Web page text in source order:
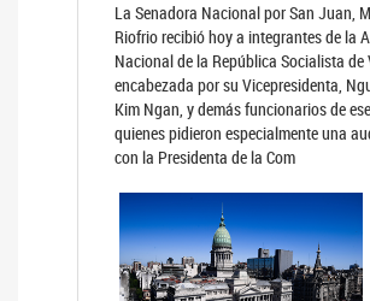
La Senadora Nacional por San Juan,
Riofrio recibió hoy a integrantes de la
Nacional de la República Socialista de
encabezada por su Vicepresidenta,
Kim Ngan, y demás funcionarios de
quienes pidieron especialmente una
con la Presidenta de la Com